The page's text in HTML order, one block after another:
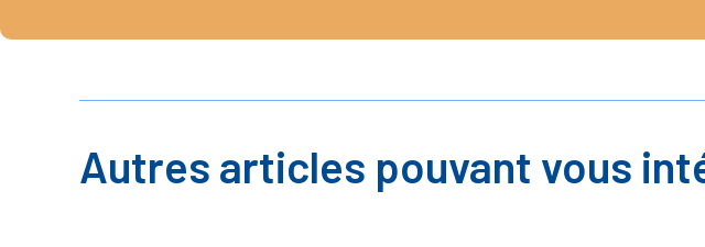
Autres articles pouvant vous